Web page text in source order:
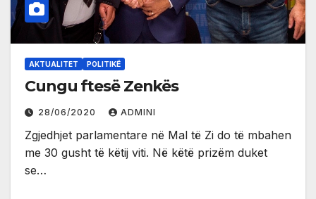
AKTUALITET POLITIKË
Cungu ftesë Zenkës
28/06/2020 ADMINI
Zgjedhjet parlamentare në Mal të Zi do të mbahen
me 30 gusht të këtij viti. Në këtë prizëm duket
se…